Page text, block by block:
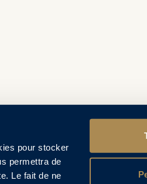
pour stocker
permettra de
Le fait de ne